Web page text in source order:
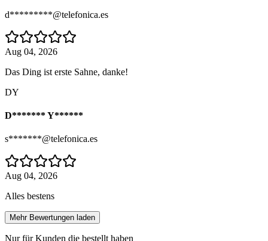
d*********@telefonica.es
Aug 04, 2026
Das Ding ist erste Sahne, danke!
DY
D******* Y******
s*******@telefonica.es
Aug 04, 2026
Alles bestens
Mehr Bewertungen laden
Nur für Kunden die bestellt haben